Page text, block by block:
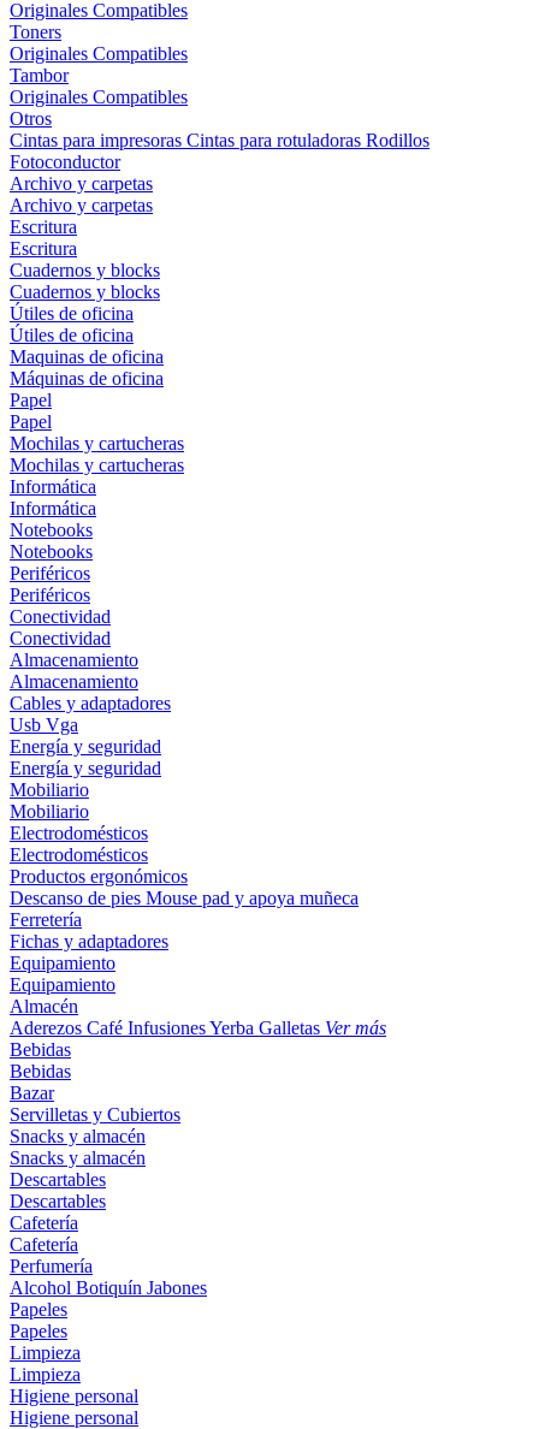
Originales Compatibles
Toners
Originales Compatibles
Tambor
Originales Compatibles
Otros
Cintas para impresoras Cintas para rotuladoras Rodillos
Fotoconductor
Archivo y carpetas
Archivo y carpetas
Escritura
Escritura
Cuadernos y blocks
Cuadernos y blocks
Útiles de oficina
Útiles de oficina
Maquinas de oficina
Máquinas de oficina
Papel
Papel
Mochilas y cartucheras
Mochilas y cartucheras
Informática
Informática
Notebooks
Notebooks
Periféricos
Periféricos
Conectividad
Conectividad
Almacenamiento
Almacenamiento
Cables y adaptadores
Usb Vga
Energía y seguridad
Energía y seguridad
Mobiliario
Mobiliario
Electrodomésticos
Electrodomésticos
Productos ergonómicos
Descanso de pies Mouse pad y apoya muñeca
Ferretería
Fichas y adaptadores
Equipamiento
Equipamiento
Almacén
Aderezos Café InfusionesYerba Galletas Ver más
Bebidas
Bebidas
Bazar
Servilletas y Cubiertos
Snacks y almacén
Snacks y almacén
Descartables
Descartables
Cafetería
Cafetería
Perfumería
Alcohol Botiquín Jabones
Papeles
Papeles
Limpieza
Limpieza
Higiene personal
Higiene personal